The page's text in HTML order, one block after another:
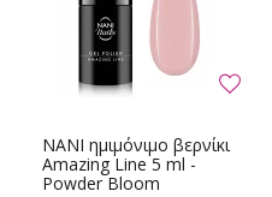
NANI ημιμόνιμο βερνίκι
Amazing Line 5 ml -
Powder Bloom